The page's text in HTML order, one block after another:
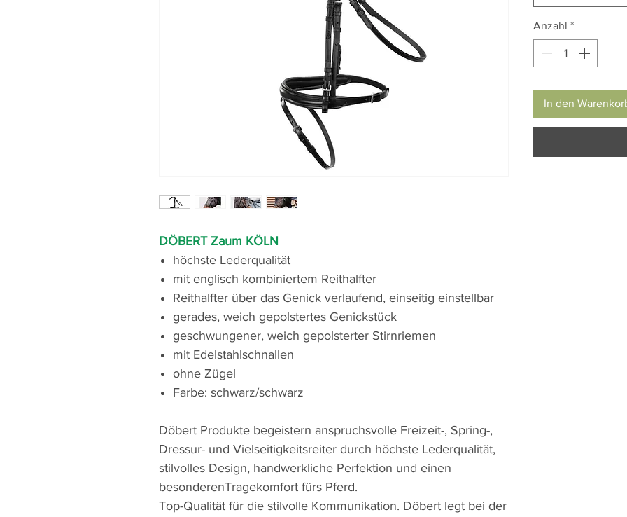
DÖBERT Zaum KÖLN
höchste Lederqualität
mit englisch kombiniertem Reithalfter
Reithalfter über das Genick verlaufend, einseitig einstellbar
gerades, weich gepolstertes Genickstück
geschwungener, weich gepolsterter Stirnriemen
mit Edelstahlschnallen
ohne Zügel
Farbe: schwarz/schwarz
Döbert Produkte begeistern anspruchsvolle Freizeit-, Spring-,
Dressur- und Vielseitigkeitsreiter durch höchste Lederqualität,
stilvolles Design, handwerkliche Perfektion und einen
besonderenTragekomfort fürs Pferd.
Top-Qualität für die stilvolle Kommunikation. Döbert legt bei der
Anzahl *
In den